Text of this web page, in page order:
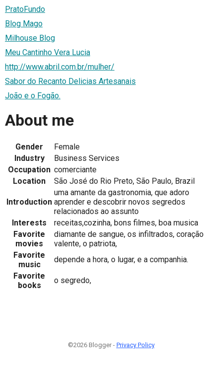
PratoFundo
Blog Mago
Milhouse Blog
Meu Cantinho Vera Lucia
http://www.abril.com.br/mulher/
Sabor do Recanto Delicias Artesanais
João e o Fogão.
About me
Gender
Female
Industry
Business Services
Occupation comerciante
Location
São José do Rio Preto, São Paulo, Brazil
Introduction
uma amante da gastronomia, que adoro
aprender e descobrir novos segredos
relacionados ao assunto
Interests
receitas,cozinha, bons filmes, boa musica
Favorite
movies
diamante de sangue, os infiltrados, coração
valente, o patriota,
Favorite
music
depende a hora, o lugar, e a companhia.
Favorite
books
o segredo,
©2026 Blogger - Privacy Policy